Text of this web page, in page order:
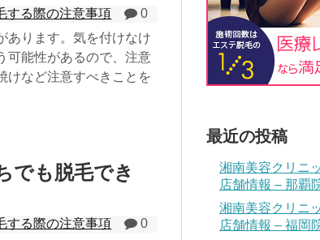
する際の注意事項
0
あります。気を付けなけ
可能性があるので、注意
けなど注意すべきことを
でも脱毛でき
する際の注意事項
0
最近の投稿
湘南美容クリニ
店舗情報 – 那覇
湘南美容クリニ
店舗情報 – 福岡